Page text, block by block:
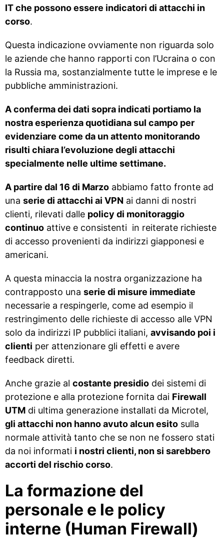
IT che possono essere indicatori di attacchi in
corso.
Questa indicazione ovviamente non riguarda solo
le aziende che hanno rapporti con l’Ucraina o con
la Russia ma, sostanzialmente tutte le imprese e le
pubbliche amministrazioni.
A conferma dei dati sopra indicati portiamo la
nostra esperienza quotidiana sul campo per
evidenziare come da un attento monitorando
risulti chiara l’evoluzione degli attacchi
specialmente nelle ultime settimane.
A partire dal 16 di Marzo abbiamo fatto fronte ad
una serie di attacchi ai VPN ai danni di nostri
clienti, rilevati dalle policy di monitoraggio
continuo attive e consistenti in reiterate richieste
di accesso provenienti da indirizzi giapponesi e
americani.
A questa minaccia la nostra organizzazione ha
contrapposto una serie di misure immediate
necessarie a respingerle, come ad esempio il
restringimento delle richieste di accesso alle VPN
solo da indirizzi IP pubblici italiani, avvisando poi i
clienti per attenzionare gli effetti e avere
feedback diretti.
Anche grazie al costante presidio dei sistemi di
protezione e alla protezione fornita dai Firewall
UTM di ultima generazione installati da Microtel,
gli attacchi non hanno avuto alcun esito sulla
normale attività tanto che se non ne fossero stati
da noi informati i nostri clienti, non si sarebbero
accorti del rischio corso.
La formazione del
personale e le policy
interne (Human Firewall)